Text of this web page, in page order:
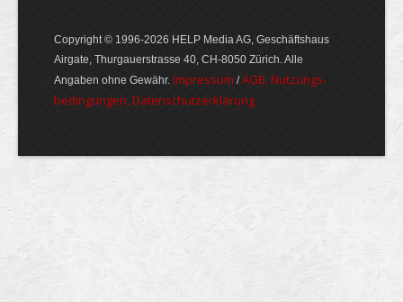
Copyright © 1996-2026 HELP Media AG, Geschäftshaus
Airgate, Thurgauer­strasse 40, CH-8050 Zürich. Alle
Angaben ohne Gewähr. Im­pres­sum /AGB, Nut­zungs­
bedin­gungen, Daten­schutz­er­klärung